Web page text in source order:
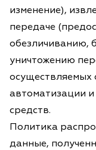
изменение),
передаче
обезличиванию,
уничтожению
осуществляемых
автоматизации и
средств.
Политика
данные,